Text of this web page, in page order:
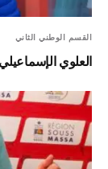
القسم الوطني الثاني
العلوي